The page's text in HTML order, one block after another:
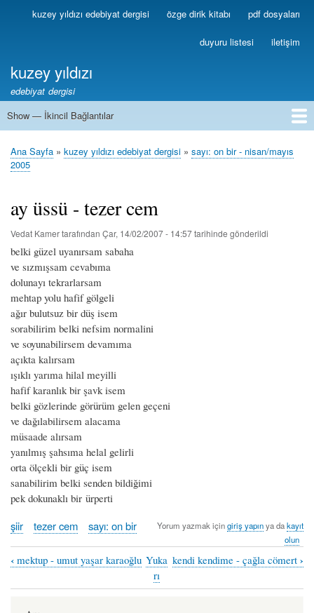
Ana
içeriğe
Birincilkuzey yıldızı edebiyat dergisi özge dirik kitabı pdf dosyaları
duyuru listesi iletişim
kuzey yıldızı
edebiyat dergisi
İkincil
Show — İkincil Bağlantılar
1
2
3
4
5
6
7
8
9
10
11
12
13
Sayfa
Ana Sayfa kuzey yıldızı edebiyat dergisi
sayı: on bir - nisan/mayıs
2005
ay üssü - tezer cem
Vedat Kamertarafından Çar, 14/02/2007 - 14:57tarihinde gönderildi
belki güzel uyanırsam sabaha
ve sızmışsam cevabıma
dolunayı tekrarlarsam
mehtap yolu hafif gölgeli
ağır bulutsuz bir düş isem
sorabilirim belki nefsim normalini
ve soyunabilirsem devamıma
açıkta kalırsam
ışıklı yarıma hilal meyilli
hafif karanlık bir şavk isem
belki gözlerinde görürüm gelen geçeni
ve dağılabilirsem alacama
müsaade alırsam
yanılmış şahsıma helal gelirli
orta ölçekli bir güç isem
sanabilirim belki senden bildiğimi
pek dokunaklı bir ürperti
şiir tezer cem sayı: on bir Yorum yazmak içingiriş yapınya dakayıt
olun
Book
traversal
‹ mektup - umut yaşar karaoğlu Yuka
rı
kendi kendime - çağla cömert ›